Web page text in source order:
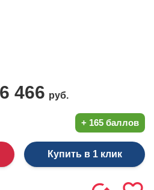
466 руб.
+ 165 баллов
Купить в 1 клик